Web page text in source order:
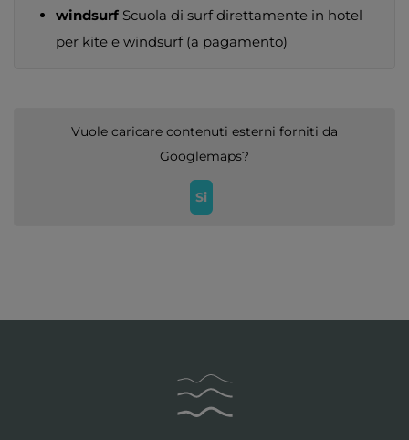
windsurf Scuola di surf direttamente in hotel
per kite e windsurf (a pagamento)
Vuole caricare contenuti esterni forniti da
Googlemaps?
Si